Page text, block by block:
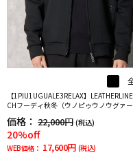
【1PIU1UGUALE3RELAX】
CHフーディ秋冬（ウノピゥウノウグァ
レ）
価格： 22,000円 (税込)
20%off
WEB価格： 17,600円 (税込)